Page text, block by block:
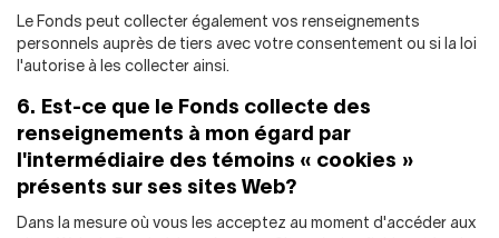
Le Fonds peut collecter également vos renseignements
personnels auprès de tiers avec votre consentement ou si la loi
l'autorise à les collecter ainsi.
6. Est-ce que le Fonds collecte des
renseignements à mon égard par
l'intermédiaire des témoins « cookies »
présents sur ses sites Web?
Dans la mesure où vous les acceptez au moment d'accéder aux